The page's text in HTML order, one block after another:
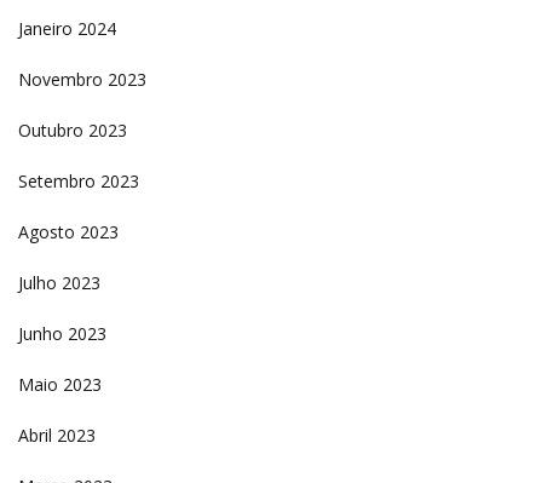
Janeiro 2024
Novembro 2023
Outubro 2023
Setembro 2023
Agosto 2023
Julho 2023
Junho 2023
Maio 2023
Abril 2023